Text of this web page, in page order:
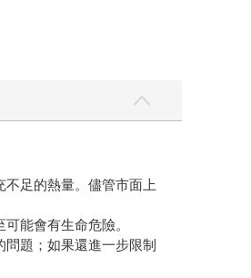
足的熱量。儘管市面上
能會有生命危險。
題；如果還進一步限制